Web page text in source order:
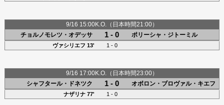
9/16 15:00K.O.（日本時間21:00）
チョルノモレツ・オデッサ
1 - 0 ポリーシャ・ジトーミル
ヴァシリエフ 13' 1 - 0
9/16 17:00K.O.（日本時間23:00）
シャフタール・ドネツク
1 - 0 オボロン・ブロヴァル・キエフ
ナザリナ77' 1 - 0